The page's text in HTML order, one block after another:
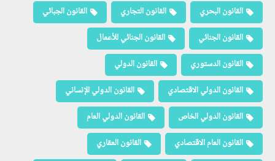
القانون البحري
القانون التجاري
القانون الجبائي
القانون الجنائي
القانون الجنائي للأعمال
القانون الدستوري
القانون الدولي
القانون الدولي الاقتصادي
القانون الدولي الإنساني
القانون الدولي الخاص
القانون الدولي العام
القانون العام الاقتصادي
القانون العقاري